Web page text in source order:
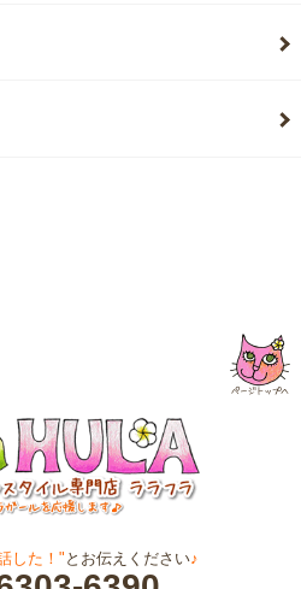
した！" とお伝えください♪